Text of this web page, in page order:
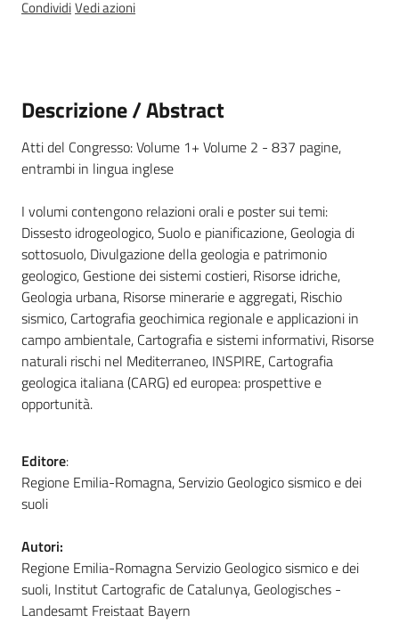
Ambiente
Novità
Servizi
Leggi Atti Bandi
Piani Programmi
Progetti
CondividiVedi azioni
Descrizione / Abstract
Atti del Congresso: Volume 1+ Volume 2 - 837 pagine,
entrambi in lingua inglese
I volumi contengono relazioni orali e poster sui temi:
Dissesto idrogeologico, Suolo e pianificazione, Geologia di
sottosuolo, Divulgazione della geologia e patrimonio
geologico, Gestione dei sistemi costieri, Risorse idriche,
Geologia urbana, Risorse minerarie e aggregati, Rischio
sismico, Cartografia geochimica regionale e applicazioni in
campo ambientale, Cartografia e sistemi informativi, Risorse
naturali rischi nel Mediterraneo, INSPIRE, Cartografia
geologica italiana (CARG) ed europea: prospettive e
opportunità.
Editore:
Regione Emilia-Romagna, Servizio Geologico sismico e dei
suoli
Autori:
Regione Emilia-Romagna Servizio Geologico sismico e dei
suoli, Institut Cartografic de Catalunya, Geologisches -
Landesamt Freistaat Bayern